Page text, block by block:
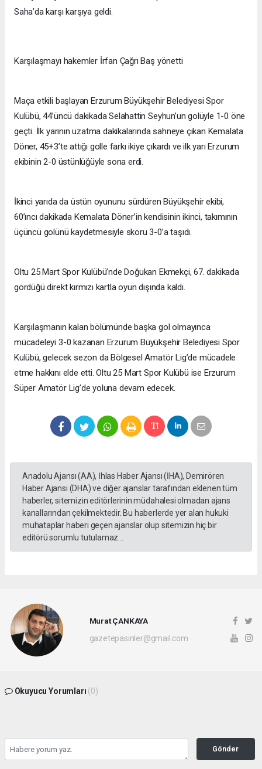
Saha’da karşı karşıya geldi.
Karşılaşmayı hakemler İrfan Çağrı Baş yönetti
Maça etkili başlayan Erzurum Büyükşehir Belediyesi Spor
Kulübü, 44’üncü dakikada Selahattin Seyhun’un golüyle 1-0 öne
geçti. İlk yarının uzatma dakikalarında sahneye çıkan Kemalata
Döner, 45+3’te attığı golle farkı ikiye çıkardı ve ilk yarı Erzurum
ekibinin 2-0 üstünlüğüyle sona erdi.
İkinci yarıda da üstün oyununu sürdüren Büyükşehir ekibi,
60’ıncı dakikada Kemalata Döner’in kendisinin ikinci, takımının
üçüncü golünü kaydetmesiyle skoru 3-0’a taşıdı.
Oltu 25 Mart Spor Kulübü’nde Doğukan Ekmekçi, 67. dakikada
gördüğü direkt kırmızı kartla oyun dışında kaldı.
Karşılaşmanın kalan bölümünde başka gol olmayınca
mücadeleyi 3-0 kazanan Erzurum Büyükşehir Belediyesi Spor
Kulübü, gelecek sezon da Bölgesel Amatör Lig’de mücadele
etme hakkını elde etti. Oltu 25 Mart Spor Kulübü ise Erzurum
Süper Amatör Lig’de yoluna devam edecek.
Anadolu Ajansı (AA), İhlas Haber Ajansı (İHA), Demirören
Haber Ajansı (DHA) ve diğer ajanslar tarafından eklenen tüm
haberler, sitemizin editörlerinin müdahalesi olmadan ajans
kanallarından çekilmektedir. Bu haberlerde yer alan hukuki
muhataplar haberi geçen ajanslar olup sitemizin hiç bir
editörü sorumlu tutulamaz...
Murat ÇANKAYA
gazetepasinler@gmail.com
Okuyucu Yorumları (0)
Gönder